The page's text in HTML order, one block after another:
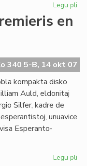
Legu pli
en
340 5-B, 14 okt 07
kompakta disko
Auld, eldonitaj
Silfer, kadre de
unuavice
Esperanto-
Legu pli